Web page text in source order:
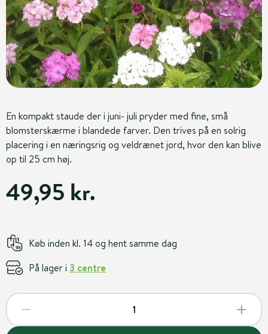
En kompakt staude der i juni- juli pryder med fine, små
blomsterskærme i blandede farver. Den trives på en solrig
placering i en næringsrig og veldrænet jord, hvor den kan blive
op til 25 cm høj.
49,95 kr.
Køb inden kl. 14 og hent samme dag
På lager i 3 centre